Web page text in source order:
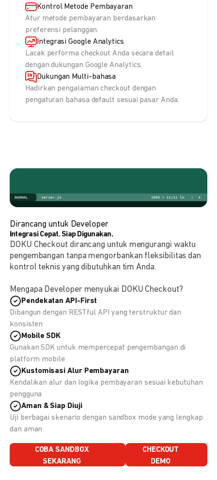
Kontrol Metode Pembayaran
Atur metode pembayaran berdasarkan
preferensi pelanggan.
Integrasi Google Analytics
Lacak performa checkout Anda secara detail
dengan dukungan Google Analytics.
Dukungan Multi-bahasa
Hadirkan pengalaman checkout dengan
pengaturan bahasa default sesuai pasar Anda.
Dirancang untuk Developer
Integrasi Cepat. Siap Digunakan.
DOKU Checkout dirancang untuk mengurangi waktu
pengembangan tanpa mengorbankan fleksibilitas dan
kontrol teknis yang dibutuhkan tim Anda.
Mengapa Developer menyukai DOKU Checkout?
Pendekatan API-First
Dibangun dengan RESTful API yang terstruktur dan
konsisten
Mobile SDK
Gunakan SDK untuk mempercepat pengembangan di
platform mobile
Kustomisasi Alur Pembayaran
Kendalikan alur dan logika pembayaran sesuai kebutuhan
pengguna
Aman & Siap Diuji
Uji berbagai skenario dengan sandbox mode yang lengkap
dan aman
COBA SANDBOX
SEKARANG
CHECKOUT
DEMO